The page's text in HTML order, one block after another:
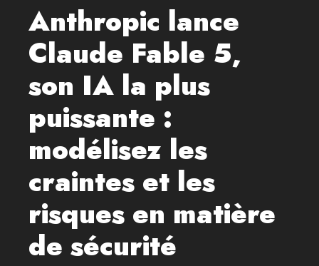
Anthropic lance
Claude Fable 5,
son IA la plus
puissante :
modélisez les
craintes et les
risques en matière
de sécurité